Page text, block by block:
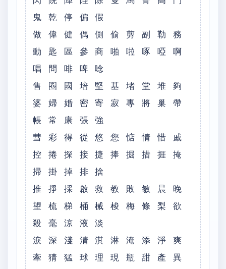
鬼 乾 停 偏 假
做 偉 健 偶 側 偷 剪 副 勒 務
動 匙 區 參 商 啪 啦 啄 啞 啊
唱 問 啡 啤 唸
售 圈 國 培 堅 基 堵 堂 堆 夠
婆 婦 婚 密 寄 寂 專 將 巢 帶
帳 常 康 張 強
彗 彩 得 從 悠 您 惦 情 惜 戚
控 捲 探 接 捷 捧 掘 措 捱 掩
掃 掛 掉 排 捨
推 掙 採 啟 救 教 敗 敏 晨 晚
望 梳 梯 桶 械 梭 梅 條 梨 欲
殺 毫 涼 液 淡
淚 深 淺 清 淇 淋 淹 添 淨 爽
牽 猜 猛 球 理 現 瓶 甜 產 異